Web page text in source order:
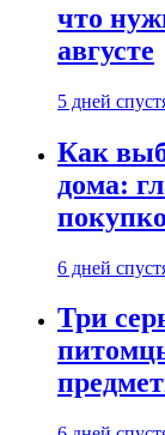
что
августе
5 дней
Как
дома:
6 дней
Три